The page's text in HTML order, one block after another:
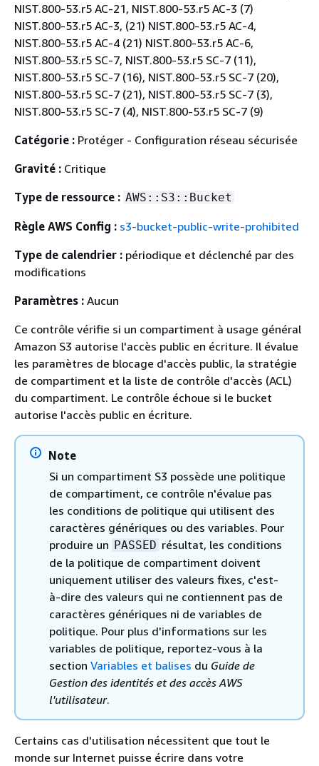
NIST.800-53.r5 AC-21, NIST.800-53.r5 AC-3 (7)
NIST.800-53.r5 AC-3, (21) NIST.800-53.r5 AC-4,
NIST.800-53.r5 AC-4 (21) NIST.800-53.r5 AC-6,
NIST.800-53.r5 SC-7, NIST.800-53.r5 SC-7 (11),
NIST.800-53.r5 SC-7 (16), NIST.800-53.r5 SC-7 (20),
NIST.800-53.r5 SC-7 (21), NIST.800-53.r5 SC-7 (3),
NIST.800-53.r5 SC-7 (4), NIST.800-53.r5 SC-7 (9)
Catégorie : Protéger - Configuration réseau sécurisée
Gravité : Critique
Type de ressource : AWS::S3::Bucket
Règle AWS Config : s3-bucket-public-write-prohibited
Type de calendrier : périodique et déclenché par des
modifications
Paramètres : Aucun
Ce contrôle vérifie si un compartiment à usage général
Amazon S3 autorise l'accès public en écriture. Il évalue
les paramètres de blocage d'accès public, la stratégie
de compartiment et la liste de contrôle d'accès (ACL)
du compartiment. Le contrôle échoue si le bucket
autorise l'accès public en écriture.
Note
Si un compartiment S3 possède une politique
de compartiment, ce contrôle n'évalue pas
les conditions de politique qui utilisent des
caractères génériques ou des variables. Pour
produire un PASSED résultat, les conditions
de la politique de compartiment doivent
uniquement utiliser des valeurs fixes, c'est-
à-dire des valeurs qui ne contiennent pas de
caractères génériques ni de variables de
politique. Pour plus d'informations sur les
variables de politique, reportez-vous à la
section Variables et balises du Guide de
Gestion des identités et des accès AWS
l'utilisateur.
Certains cas d'utilisation nécessitent que tout le
monde sur Internet puisse écrire dans votre